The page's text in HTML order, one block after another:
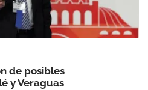
de posibles
y Veraguas